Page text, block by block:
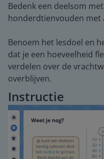
Bedenk een deelsom
honderdtienvouden met
Benoem het lesdoel en
dat je een hoeveelheid
verdelen over de
overblijven.
Instructie